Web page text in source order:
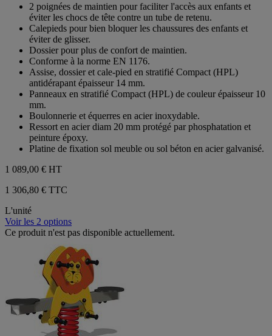
étoiles.
2 poignées de maintien pour faciliter l'accès aux enfants et
éviter les chocs de tête contre un tube de retenu.
Calepieds pour bien bloquer les chaussures des enfants et
éviter de glisser.
Dossier pour plus de confort de maintien.
Conforme à la norme EN 1176.
Assise, dossier et cale-pied en stratifié Compact (HPL)
antidérapant épaisseur 14 mm.
Panneaux en stratifié Compact (HPL) de couleur épaisseur 10
mm.
Boulonnerie et équerres en acier inoxydable.
Ressort en acier diam 20 mm protégé par phosphatation et
peinture époxy.
Platine de fixation sol meuble ou sol béton en acier galvanisé.
1 089,00 € HT
1 306,80 € TTC
L'unité
Voir les 2 options
Ce produit n'est pas disponible actuellement.